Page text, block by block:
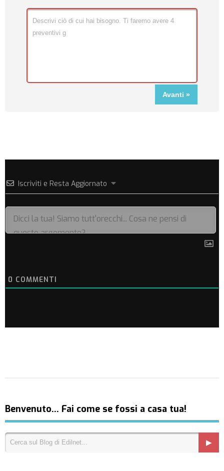
Iscriviti e Resta Aggiornato
0 COMMENTI
Benvenuto… Fai come se fossi a casa tua!